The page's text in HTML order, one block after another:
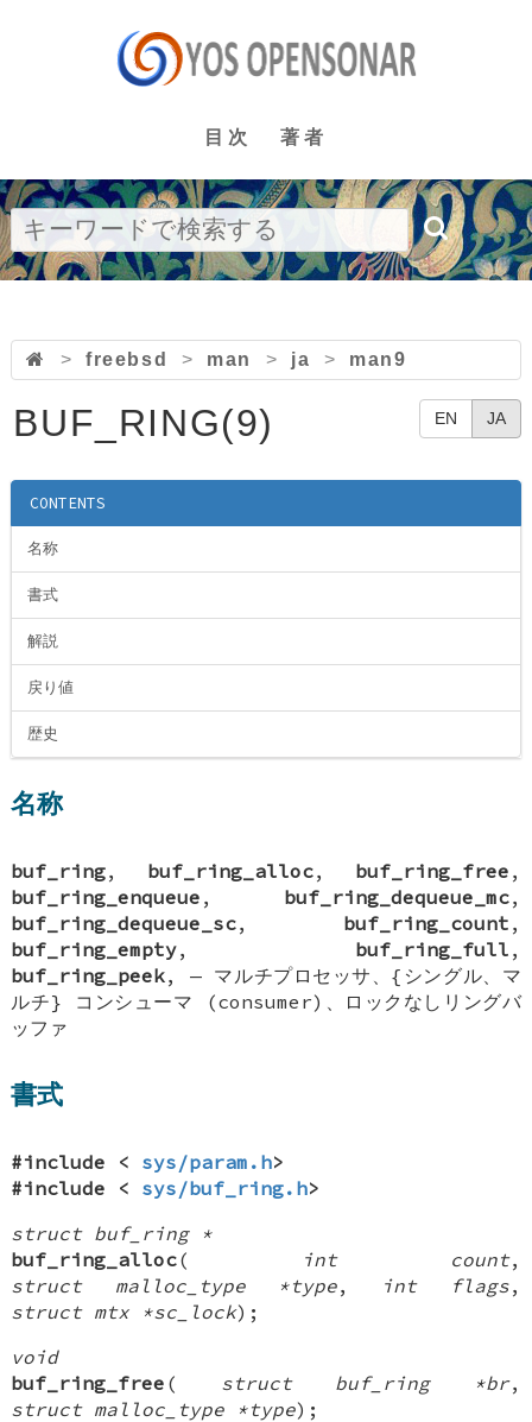
目次 著者
> freebsd > man > ja > man9
EN JA
BUF_RING(9)
CONTENTS
名称
書式
解説
戻り値
歴史
名称
buf_ring, buf_ring_alloc, buf_ring_free ,
buf_ring_enqueue , buf_ring_dequeue_mc,
buf_ring_dequeue_sc, buf_ring_count ,
buf_ring_empty, buf_ring_full ,
buf_ring_peek, — マルチプロセッサ、{シングル、マ
ルチ} コンシューマ (consumer)、ロックなしリングバ
ッファ
書式
#include < sys/param.h>
#include < sys/buf_ring.h>
struct buf_ring *
buf_ring_alloc( int count,
struct malloc_type *type, int flags,
struct mtx *sc_lock);
void
buf_ring_free ( struct buf_ring *br,
struct malloc_type *type);